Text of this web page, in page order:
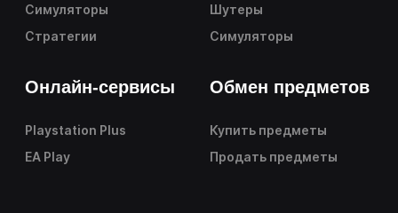
Симуляторы
Стратегии
Шутеры
Симуляторы
Онлайн-сервисы
Playstation Plus
EA Play
Обмен предметов
Купить предметы
Продать предметы